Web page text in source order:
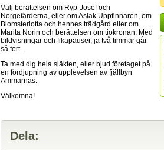
Välj berättelsen om Ryp-Josef och
Norgefärderna, eller om Aslak Uppfinnaren, om
Blomsterlotta och hennes trädgård eller om
Marita Norin och berättelsen om tiokronan. Med
bildvisningar och fikapauser, ja två timmar går
så fort.
Ta med dig hela släkten, eller bjud företaget på
en fördjupning av upplevelsen av fjällbyn
Ammarnäs.
Välkomna!
Dela: